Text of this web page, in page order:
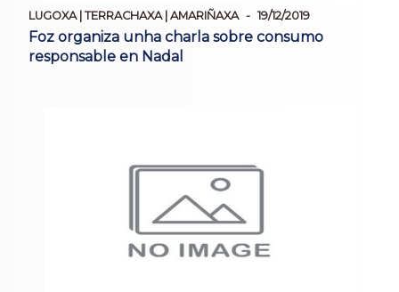
LUGOXA | TERRACHAXA | AMARIÑAXA 19/12/2019
Foz organiza unha charla sobre consumo
responsable en Nadal